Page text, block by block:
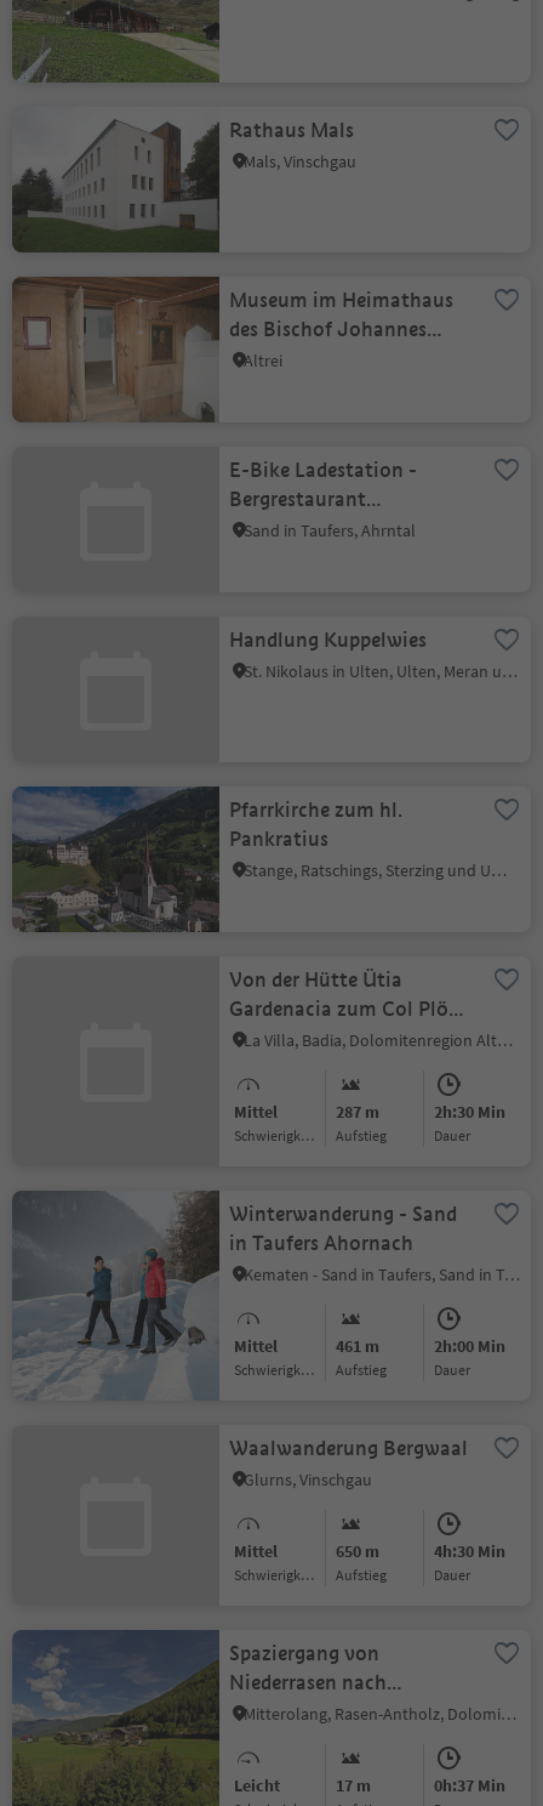
Rathaus Mals
Mals, Vinschgau
Museum im Heimathaus
des Bischof Johannes
Zwerger
Altrei
E-Bike Ladestation -
Bergrestaurant
Speikboden
Sand in Taufers, Ahrntal
Handlung Kuppelwies
St. Nikolaus in Ulten, Ulten, Meran und Umgebung
Pfarrkirche zum hl.
Pankratius
Stange, Ratschings, Sterzing und Umgebung
Von der Hütte Ütia
Gardenacia zum Col Plö
Alt
La Villa, Badia, Dolomitenregion Alta Badia
Mittel
Schwierigkeitsgrad
287 m
Aufstieg
2h:30 Min
Dauer
Winterwanderung - Sand
in Taufers Ahornach
Kematen - Sand in Taufers, Sand in Taufers, Ahrntal
Mittel
Schwierigkeitsgrad
461 m
Aufstieg
2h:00 Min
Dauer
Waalwanderung Bergwaal
Glurns, Vinschgau
Mittel
Schwierigkeitsgrad
650 m
Aufstieg
4h:30 Min
Dauer
Spaziergang von
Niederrasen nach
Neunhäusern
Mitterolang, Rasen-Antholz, Dolomitenregion Kronplatz
Leicht 17 m 0h:37 Min